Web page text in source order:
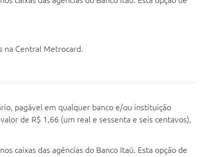
na Central Metrocard.
pagável em qualquer banco e/ou instituição
de R$ 1,66 (um real e sessenta e seis centavos),
caixas das agências do Banco Itaú. Esta opção de